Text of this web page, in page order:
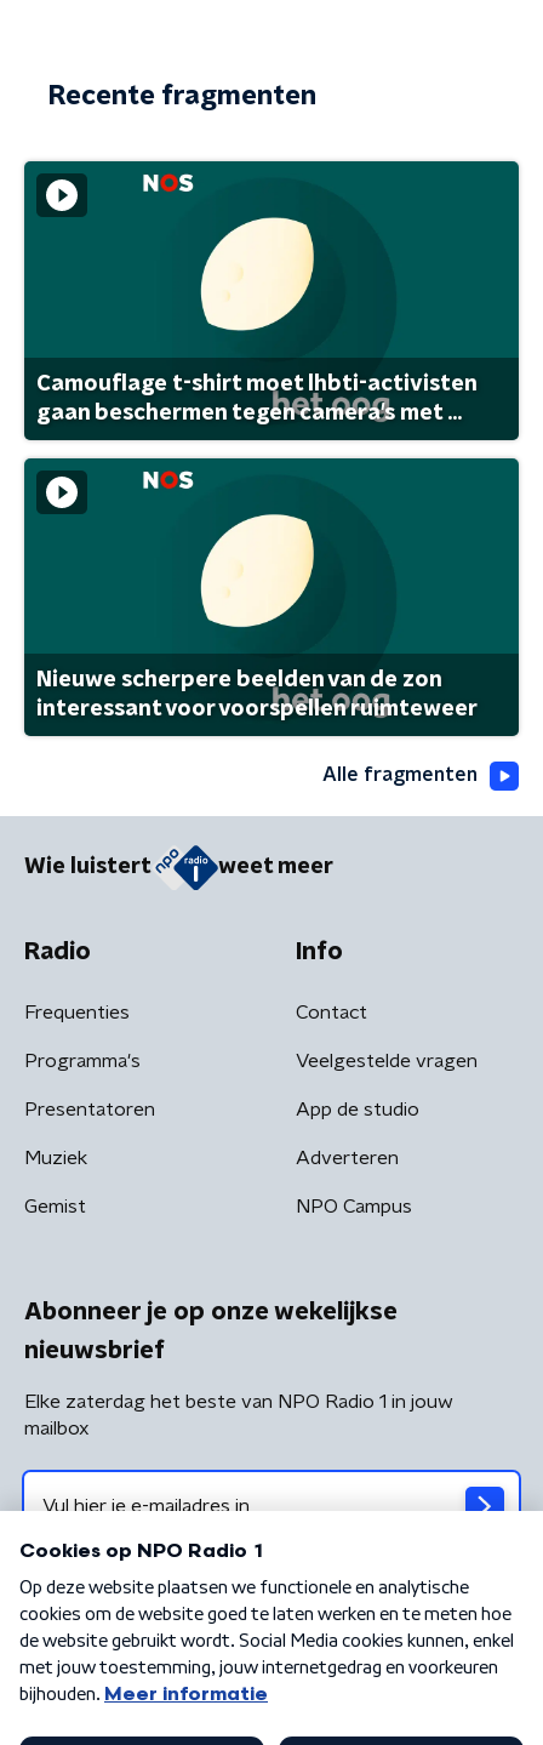
Recente fragmenten
Camouflage t-shirt moet lhbti-activisten
gaan beschermen tegen camera's met ...
Nieuwe scherpere beelden van de zon
interessant voor voorspellen ruimteweer
Alle fragmenten
Wie luistert weet meer
Radio
Frequenties
Programma's
Presentatoren
Muziek
Gemist
Info
Contact
Veelgestelde vragen
App de studio
Adverteren
NPO Campus
Abonneer je op onze wekelijkse
nieuwsbrief
Elke zaterdag het beste van NPO Radio 1 in jouw
mailbox
Algemene voorwaarden